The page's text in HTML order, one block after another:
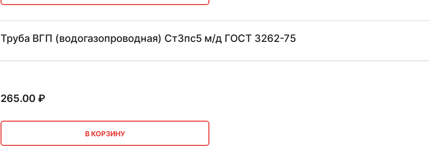
Труба ВГП (водогазопроводная) Ст3пс5 м/д ГОСТ 3262-75
265.00₽
В КОРЗИНУ